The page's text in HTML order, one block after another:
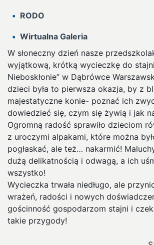
RODO
Wirtualna Galeria
W słoneczny dzień nasze
wyjątkową, krótką wycieczkę do stajni
Nieboskłonie” w Dąbrówce
dzieci była to pierwsza okazja, by z
majestatyczne konie- poznać ich
dowiedzieć się, czym się żywią i jak
Ogromną radość sprawiło dzieciom
z uroczymi alpakami, które można
pogłaskać, ale też… nakarmić!
dużą delikatnością i odwagą, a ich
wszystko!
Wycieczka trwała niedługo, ale
wrażeń, radości i nowych
gościnność gospodarzom stajni i
takie przygody!